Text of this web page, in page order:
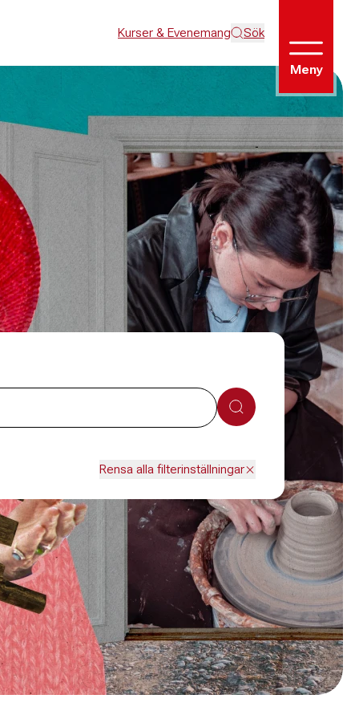
Kurser & Evenemang Sök
Meny
Sök
Rensa alla filterinställningar